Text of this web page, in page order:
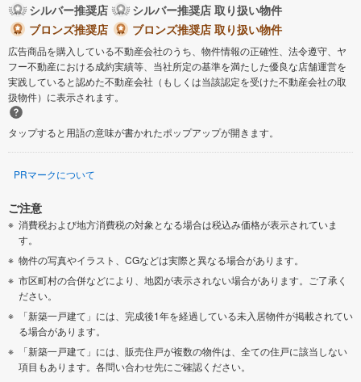
シルバー推奨店
シルバー推奨店 取り扱い物件
ブロンズ推奨店
ブロンズ推奨店 取り扱い物件
広告商品を購入している不動産会社のうち、物件情報の正確性、法令遵守、ヤ
フー不動産における成約実績等、当社所定の基準を満たした優良な店舗運営を
実践していると認めた不動産会社（もしくは当該認定を受けた不動産会社の取
扱物件）に表示されます。
タップすると用語の意味が書かれたポップアップが開きます。
PRマークについて
ご注意
消費税および地方消費税の対象となる場合は税込み価格が表示されていま
す。
物件の写真やイラスト、CGなどは実際と異なる場合があります。
市区町村の合併などにより、地図が表示されない場合があります。ご了承く
ださい。
「新築一戸建て」には、完成後1年を経過している未入居物件が掲載されてい
る場合があります。
「新築一戸建て」には、販売住戸が複数の物件は、全ての住戸に該当しない
項目もあります。各問い合わせ先にご確認ください。